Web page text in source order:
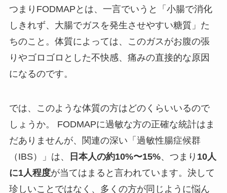
つまりFODMAPとは、一言でいうと「小腸で消化
しきれず、大腸でガスを発生させやすい糖質」た
ちのこと。体質によっては、このガスがお腹の張
りやゴロゴロとした不快感、痛みの直接的な原因
になるのです。
では、このような体質の方はどのくらいいるので
しょうか。 FODMAPに過敏な方の正確な統計はま
だありませんが、関連の深い「過敏性腸症候群
（IBS）」は、
日本人の約10%〜15%、つまり 10人
に1人程度が当てはまると言われています。決して
珍しいことではなく、多くの方が同じように悩ん